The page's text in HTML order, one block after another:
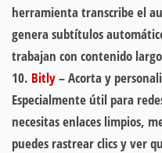
herramienta transcribe el
genera subtítulos
trabajan con contenido
10. Bitly– Acorta y
Especialmente útil para
necesitas enlaces limpios,
puedes rastrear clics y ver